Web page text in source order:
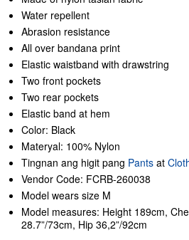
Water repellent
Abrasion resistance
All over bandana print
Elastic waistband with drawstring
Two front pockets
Two rear pockets
Elastic band at hem
Color: Black
Materyal: 100% Nylon
Tingnan ang higit pang Pants at
Vendor Code: FCRB-260038
Model wears size M
Model measures: Height 189cm,
28.7”/73cm, Hip 36,2”/92cm